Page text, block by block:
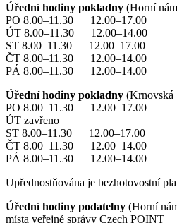
Úřední hodiny pokladny (Horní
PO 8.00–11.30 12.00–17.00
ÚT 8.00–11.30 12.00–14.00
ST 8.00–11.30 12.00–17.00
ČT 8.00–11.30 12.00–14.00
PÁ 8.00–11.30 12.00–14.00
Úřední hodiny pokladny (Krnovská
PO 8.00–11.30 12.00–17.00
ÚT zavřeno
ST 8.00–11.30 12.00–17.00
ČT 8.00–11.30 12.00–14.00
PÁ 8.00–11.30 12.00–14.00
Upřednostňována je bezhotovostní
Úřední hodiny podatelny (Horní
místa veřejné správy Czech POINT